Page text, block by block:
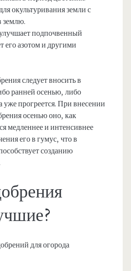
окультуривания земли с
землю.
подпочвенный
его азотом и другими
следует вносить в
ранней осенью, либо
уже прогреется. При внесении
осенью оно, как
медленнее и интенсивнее
его в гумус, что в
созданию
для огорода